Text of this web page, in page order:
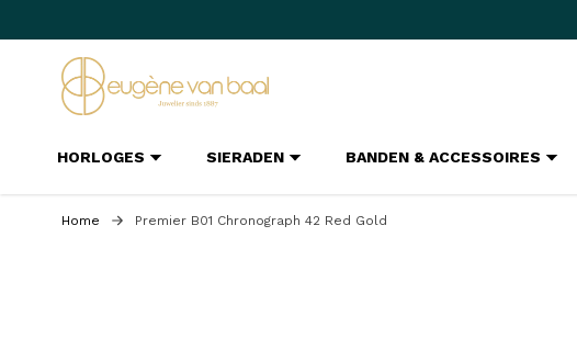
HORLOGES SIERADEN BANDEN & ACCESSOIRES
Home Premier B01 Chronograph 42 Red Gold